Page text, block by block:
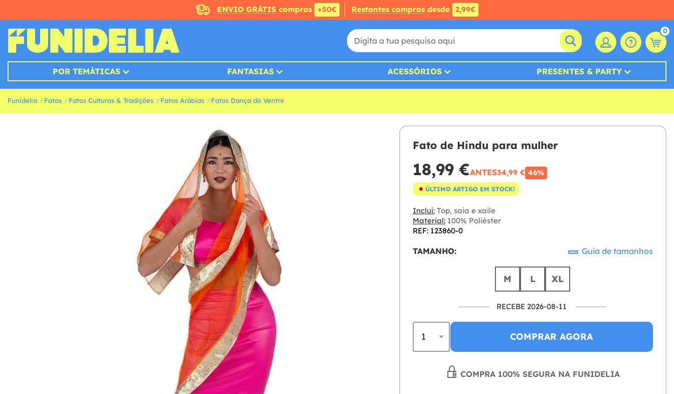
ENVIO GRÁTIS compras +50€ Restantes compras desde 2,99€
0
POR TEMÁTICAS FANTASIAS ACESSÓRIOS PRESENTES & PARTY
Funidelia Fatos Fatos Culturas & Tradições Fatos Arábias Fatos Dança do Ventre
Fato de Hindu para mulher
18,99 €ANTES34,99 € 46%
ÚLTIMO ARTIGO EM STOCK!
Inclui:Top, saia e xaile
Material:100% Poliéster
REF: 123860-0
TAMANHO: Guia de tamanhos
M L XL
RECEBE 2026-08-11
COMPRAR AGORA
COMPRA 100% SEGURA NA FUNIDELIA